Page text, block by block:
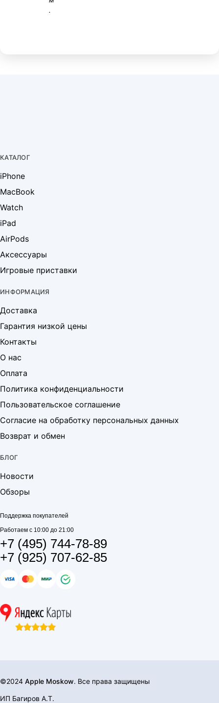
.
КАТАЛОГ
iPhone
MacBook
Watch
iPad
AirPods
Аксессуары
Игровые приставки
ИНФОРМАЦИЯ
Доставка
Гарантия низкой цены
Контакты
О нас
Оплата
Политика конфиденциальности
Пользовательское соглашение
Согласие на обработку персональных данных
Возврат и обмен
БЛОГ
Новости
Обзоры
Поддержка покупателей
Работаем с 10:00 до 21:00
+7 (495) 744-78-89
+7 (925) 707-62-85
©2024 Apple Moskow. Все права защищены
ИП Багиров А.Т.